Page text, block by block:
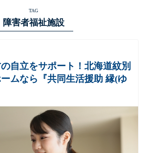
TAG
障害者福祉施設
自立をサポート！北海道紋別
ムなら『共同生活援助 縁(ゆ